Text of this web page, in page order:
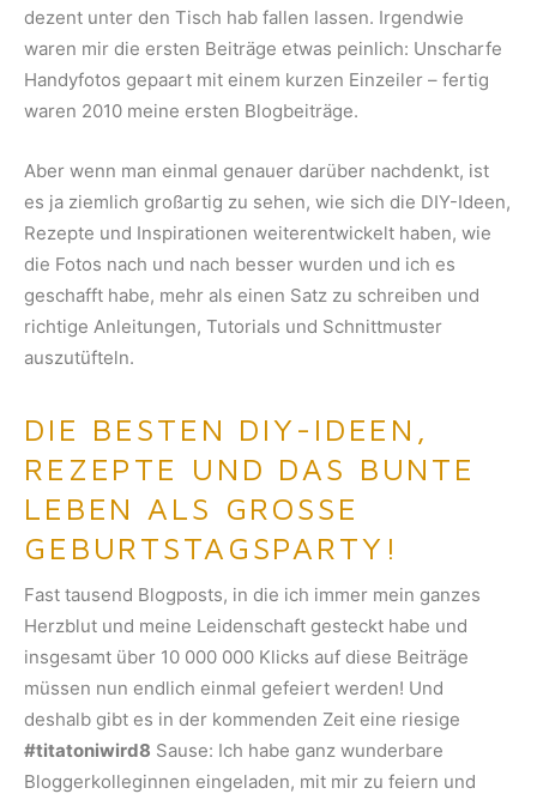
dezent unter den Tisch hab fallen lassen. Irgendwie
waren mir die ersten Beiträge etwas peinlich: Unscharfe
Handyfotos gepaart mit einem kurzen Einzeiler – fertig
waren 2010 meine ersten Blogbeiträge.
Aber wenn man einmal genauer darüber nachdenkt, ist
es ja ziemlich großartig zu sehen, wie sich die DIY-Ideen,
Rezepte und Inspirationen weiterentwickelt haben, wie
die Fotos nach und nach besser wurden und ich es
geschafft habe, mehr als einen Satz zu schreiben und
richtige Anleitungen, Tutorials und Schnittmuster
auszutüfteln.
DIE BESTEN DIY-IDEEN,
REZEPTE UND DAS BUNTE
LEBEN ALS GROSSE G
EBURTSTAGSPARTY!
Fast tausend Blogposts, in die ich immer mein ganzes
Herzblut und meine Leidenschaft gesteckt habe und
insgesamt über 10 000 000 Klicks auf diese Beiträge
müssen nun endlich einmal gefeiert werden! Und
deshalb gibt es in der kommenden Zeit eine riesige
#titatoniwird8 Sause: Ich habe ganz wunderbare
Bloggerkolleginnen eingeladen, mit mir zu feiern und